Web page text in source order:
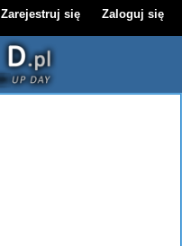
Zarejestruj się Zaloguj się